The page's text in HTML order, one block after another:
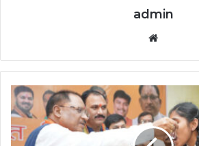
admin